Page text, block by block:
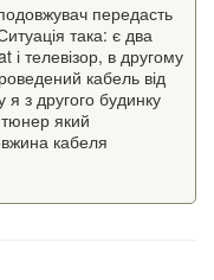
передасть
така: є два
і телевізор, в другому
кабель від
з другого будинку
який
кабеля